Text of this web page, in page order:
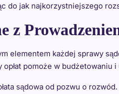
do jak najkorzystniejszego
z
elementem każdej sprawy
pomoże w
sądowa od pozwu o